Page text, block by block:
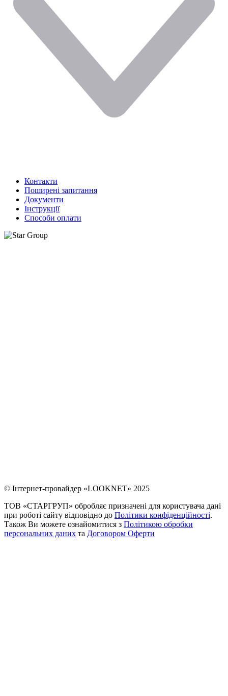
Контакти
Поширені запитання
Документи
Інструкції
Способи оплати
© Інтернет-провайдер «LOOKNET» 2025
ТОВ «СТАРГРУП» обробляє призначені для користувача дані
при роботі сайту відповідно до Політики конфіденційності.
Також Ви можете ознайомитися з Політикою обробки
персональних даних та Договором Оферти